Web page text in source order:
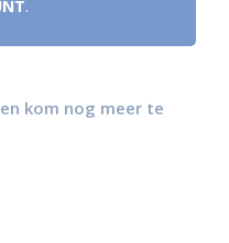
.
en kom nog meer te